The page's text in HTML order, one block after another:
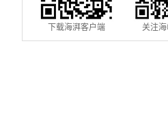
下载海湃客户端 关注